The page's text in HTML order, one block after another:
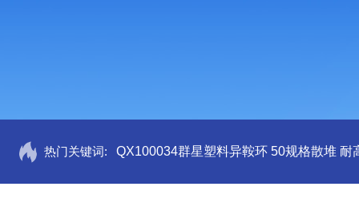
热门关键词: QX100034群星塑料异鞍环 50规格散堆 耐